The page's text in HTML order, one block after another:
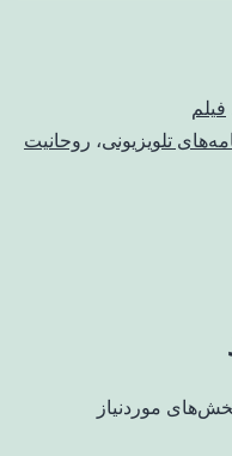
فیلم
تلویزیونی، روحانیت
موردنیاز